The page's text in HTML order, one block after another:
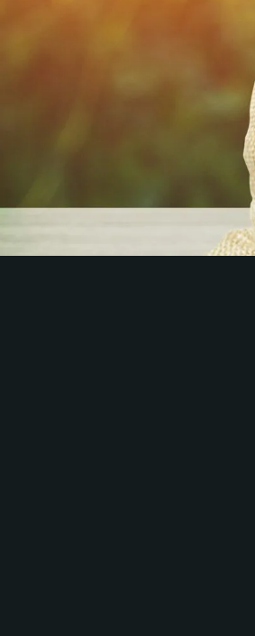
Réussir
stratégies
7